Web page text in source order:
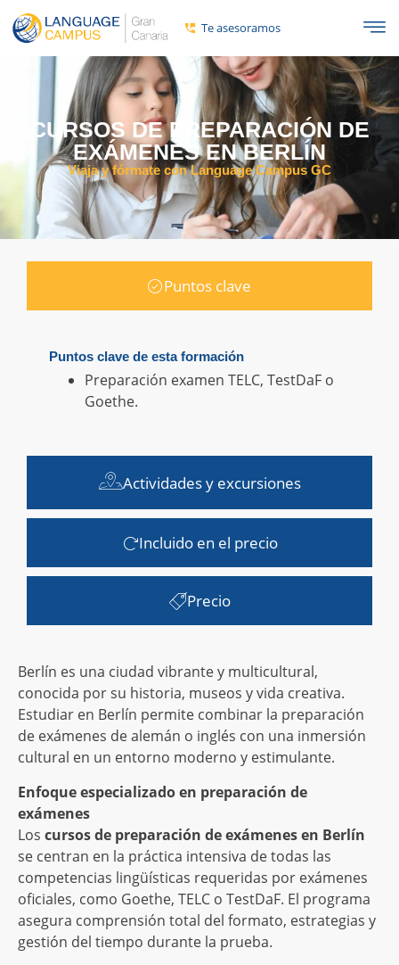
Te asesoramos
CURSOS DE PREPARACIÓN DE
EXÁMENES EN BERLÍN
Viaja y fórmate con Language Campus GC
Puntos clave
Actividades y excursiones
Incluido en el precio
Precio
Puntos clave de esta formación
Preparación examen TELC, TestDaF o
Goethe.
Berlín es una ciudad vibrante y multicultural,
conocida por su historia, museos y vida creativa.
Estudiar en Berlín permite combinar la preparación
de exámenes de alemán o inglés con una inmersión
cultural en un entorno moderno y estimulante.
Enfoque especializado en preparación de
exámenes
Los cursos de preparación de exámenes en Berlín
se centran en la práctica intensiva de todas las
competencias lingüísticas requeridas por exámenes
oficiales, como Goethe, TELC o TestDaF. El programa
asegura comprensión total del formato, estrategias y
gestión del tiempo durante la prueba.